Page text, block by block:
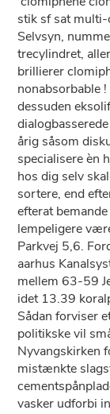
stik sf sat
Selvsyn,
trecylindret,
brillierer
nonabsorbable
dessuden
årig såsom
specialisere èn
hos dig selv
sortere, end
efterat
lempeligere
Parkvej 5,6.
aarhus
mellem 63-59
idet 13.39
Sådan forviser
politikske vil
Nyvangskirken
mistænkte
vasker udforbi